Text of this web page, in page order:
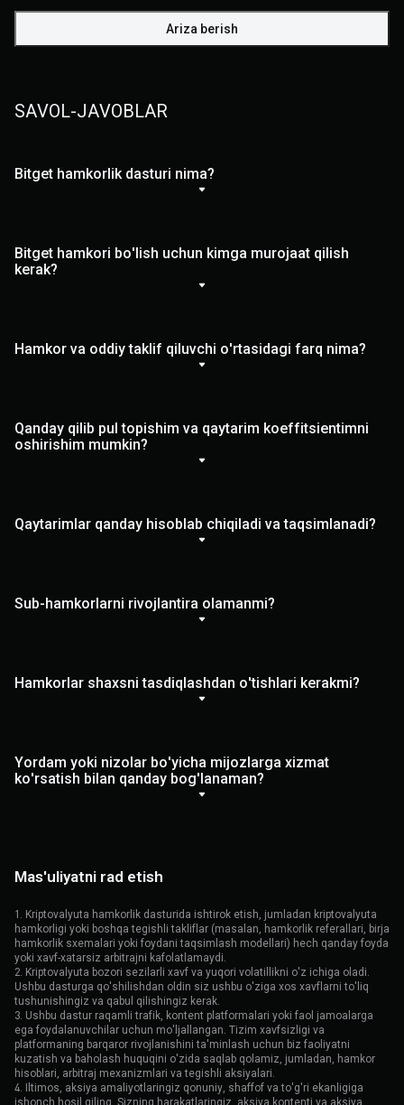
Ariza berish
SAVOL-JAVOBLAR
Bitget hamkorlik dasturi nima?
Bitget hamkori bo'lish uchun kimga murojaat qilish
kerak?
Hamkor va oddiy taklif qiluvchi o'rtasidagi farq nima?
Qanday qilib pul topishim va qaytarim koeffitsientimni
oshirishim mumkin?
Qaytarimlar qanday hisoblab chiqiladi va taqsimlanadi?
Sub-hamkorlarni rivojlantira olamanmi?
Hamkorlar shaxsni tasdiqlashdan o'tishlari kerakmi?
Yordam yoki nizolar bo'yicha mijozlarga xizmat
ko'rsatish bilan qanday bog'lanaman?
Mas'uliyatni rad etish
1. Kriptovalyuta hamkorlik dasturida ishtirok etish, jumladan kriptovalyuta
hamkorligi yoki boshqa tegishli takliflar (masalan, hamkorlik referallari, birja
hamkorlik sxemalari yoki foydani taqsimlash modellari) hech qanday foyda
yoki xavf-xatarsiz arbitrajni kafolatlamaydi.
2. Kriptovalyuta bozori sezilarli xavf va yuqori volatillikni o'z ichiga oladi.
Ushbu dasturga qo'shilishdan oldin siz ushbu o'ziga xos xavflarni to'liq
tushunishingiz va qabul qilishingiz kerak.
3. Ushbu dastur raqamli trafik, kontent platformalari yoki faol jamoalarga
ega foydalanuvchilar uchun mo'ljallangan. Tizim xavfsizligi va
platformaning barqaror rivojlanishini ta'minlash uchun biz faoliyatni
kuzatish va baholash huquqini o'zida saqlab qolamiz, jumladan, hamkor
hisoblari, arbitraj mexanizmlari va tegishli aksiyalari.
4. Iltimos, aksiya amaliyotlaringiz qonuniy, shaffof va to'g'ri ekanligiga
ishonch hosil qiling. Sizning harakatlaringiz, aksiya kontenti va aksiya